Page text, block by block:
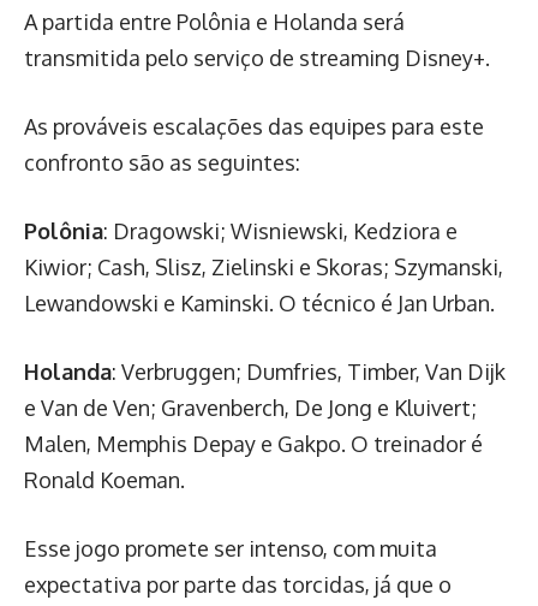
A partida entre Polônia e Holanda será
transmitida pelo serviço de streaming Disney+.
As prováveis escalações das equipes para este
confronto são as seguintes:
Polônia: Dragowski; Wisniewski, Kedziora e
Kiwior; Cash, Slisz, Zielinski e Skoras; Szymanski,
Lewandowski e Kaminski. O técnico é Jan Urban.
Holanda: Verbruggen; Dumfries, Timber, Van Dijk
e Van de Ven; Gravenberch, De Jong e Kluivert;
Malen, Memphis Depay e Gakpo. O treinador é
Ronald Koeman.
Esse jogo promete ser intenso, com muita
expectativa por parte das torcidas, já que o